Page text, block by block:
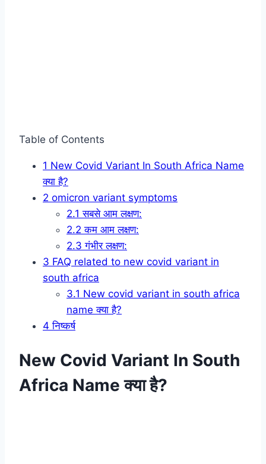
Table of Contents
1 New Covid Variant In South Africa Name
क्या है?
2 omicron variant symptoms
2.1 सबसे आम लक्षण:
2.2 कम आम लक्षण:
2.3 गंभीर लक्षण:
3 FAQ related to new covid variant in
south africa
3.1 New covid variant in south africa
name क्या है?
4 निष्कर्ष
New Covid Variant In South
Africa Name क्या है?